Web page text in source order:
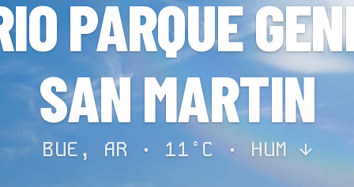
PARQUE
SAN MARTIN
BUE, AR · 11°C · HUM ↓